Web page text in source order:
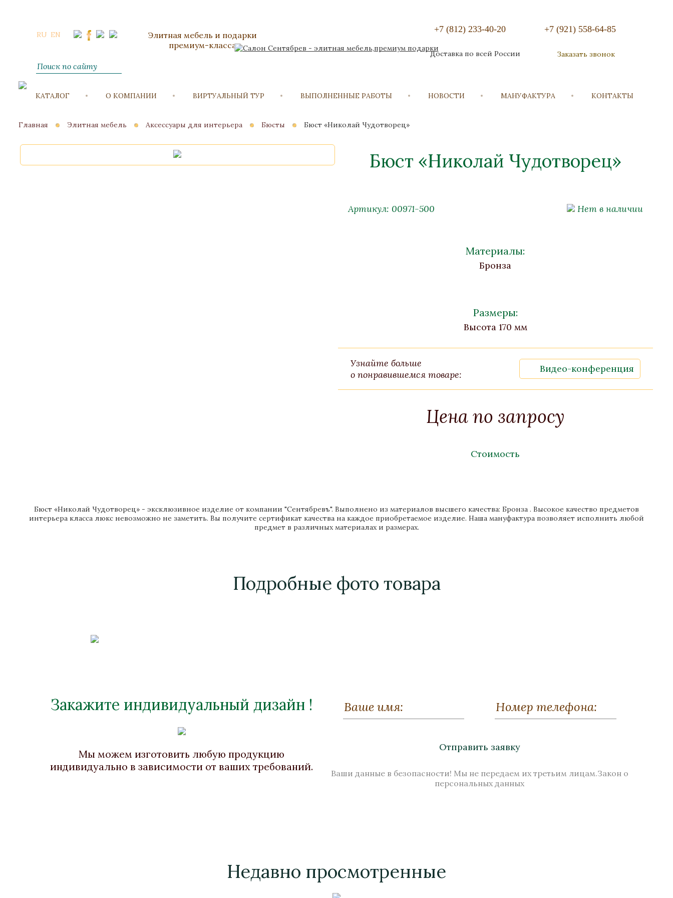
RU EN
Элитная мебель и подарки
премиум-класса
+7 (812) 233-40-20 +7 (921) 558-64-85
Заказать звонок
Доставка по всей России
КАТАЛОГ О КОМПАНИИ ВИРТУАЛЬНЫЙ ТУР ВЫПОЛНЕННЫЕ РАБОТЫ НОВОСТИ МАНУФАКТУРА КОНТАКТЫ
Главная Элитная мебель Аксессуары для интерьера Бюсты Бюст «Николай Чудотворец»
Бюст «Николай Чудотворец»
Артикул: 00971-500 Нет в наличии
Материалы:
Бронза
Размеры:
Высота 170 мм
Узнайте больше
о понравившемся товаре:
Видео-конференция
Цена по запросу
Стоимость
Бюст «Николай Чудотворец» - эксклюзивное изделие от компании "Сентябревъ". Выполнено из материалов высшего качества: Бронза . Высокое качество предметов
интерьера класса люкс невозможно не заметить. Вы получите сертификат качества на каждое приобретаемое изделие. Наша мануфактура позволяет исполнить любой
предмет в различных материалах и размерах.
Подробные фото товара
Закажите индивидуальный дизайн !
Мы можем изготовить любую продукцию
индивидуально в зависимости от ваших требований.
Отправить заявку
Ваши данные в безопасности! Мы не передаем их третьим лицам.Закон о
персональных данных
Недавно просмотренные